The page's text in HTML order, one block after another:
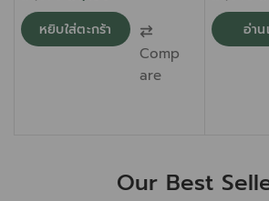
หยิบใส่ตะกร้า
Comp
are
อ่าน
Our Best